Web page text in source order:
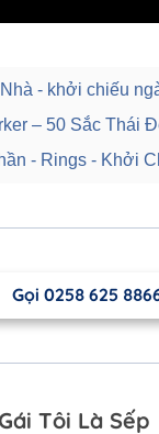
- khởi chiếu
– 50 Sắc Thái
- Rings - Khởi
Gọi 0258 625
Tôi Là Sếp